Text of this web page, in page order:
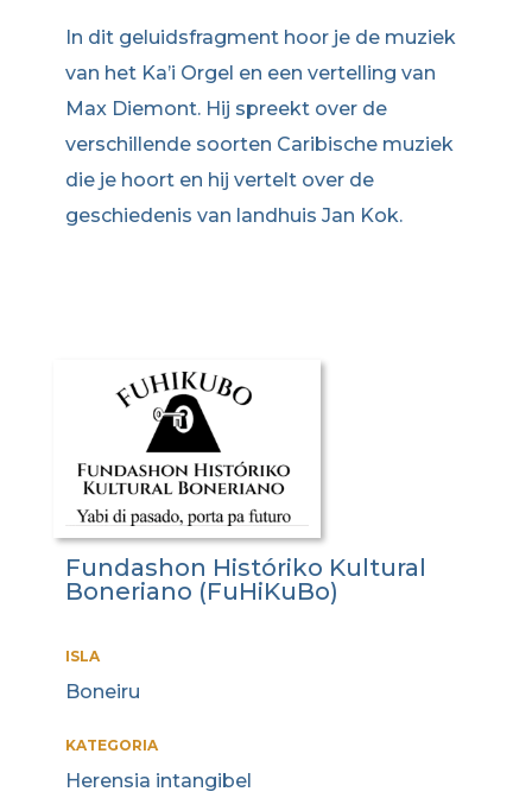
In dit geluidsfragment hoor je de muziek
van het Ka’i Orgel en een vertelling van
Max Diemont. Hij spreekt over de
verschillende soorten Caribische muziek
die je hoort en hij vertelt over de
geschiedenis van landhuis Jan Kok.
Fundashon Históriko Kultural
Boneriano (FuHiKuBo)
ISLA
Boneiru
KATEGORIA
Herensia intangibel